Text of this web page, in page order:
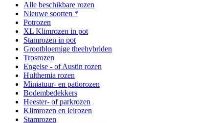
Alle beschikbare rozen
Nieuwe soorten *
Potrozen
XL Klimrozen in pot
Stamrozen in pot
Grootbloemige theehybriden
Trosrozen
Engelse - of Austin rozen
Hulthemia rozen
Miniatuur- en patiorozen
Bodembedekkers
Heester- of parkrozen
Klimrozen en leirozen
Stamrozen